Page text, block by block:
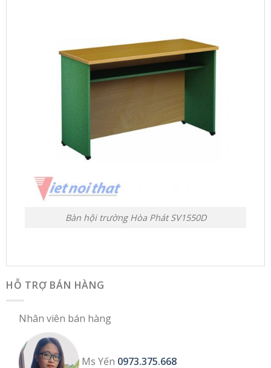
Bàn hội trường Hòa Phát SV1550D
HỖ TRỢ BÁN HÀNG
Nhân viên bán hàng
Ms Yến 0973.375.668